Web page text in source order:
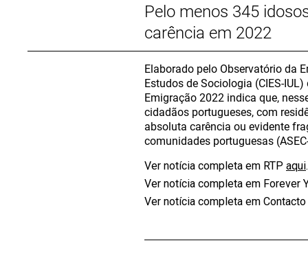
Pelo menos 345
carência em 2022
Elaborado pelo Observatório da
Estudos de Sociologia (CIES-
Emigração 2022 indica que,
cidadãos portugueses, com
absoluta carência ou evidente
comunidades portuguesas
Ver notícia completa em RTP aqui.
Ver notícia completa em Forever
Ver notícia completa em Contacto